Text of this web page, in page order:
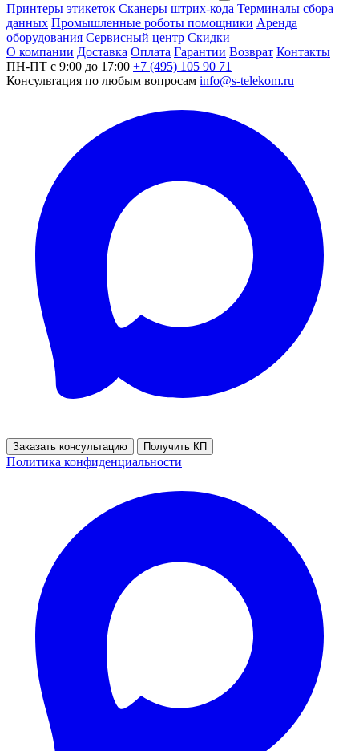
Принтеры этикеток Сканеры штрих-кода Терминалы сбора
данных Промышленные роботы помощники Аренда
оборудования Сервисный центр Скидки
О компании Доставка Оплата Гарантии Возврат Контакты
ПН-ПТ с 9:00 до 17:00 +7 (495) 105 90 71
Консультация по любым вопросам info@s-telekom.ru
Заказать консультацию Получить КП
Политика конфиденциальности